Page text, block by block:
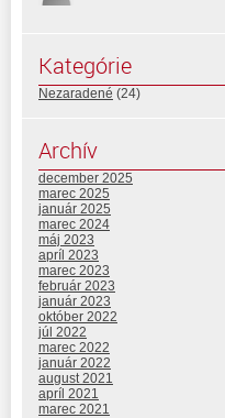
Kategórie
Nezaradené (24)
Archív
december 2025
marec 2025
január 2025
marec 2024
máj 2023
apríl 2023
marec 2023
február 2023
január 2023
október 2022
júl 2022
marec 2022
január 2022
august 2021
apríl 2021
marec 2021